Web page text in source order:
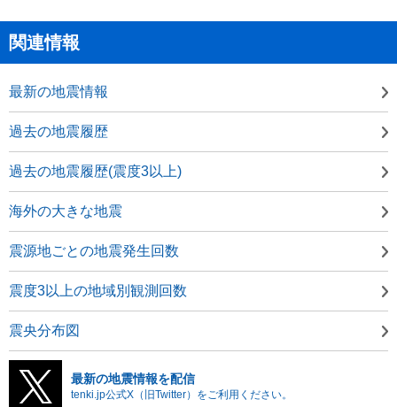
関連情報
最新の地震情報
過去の地震履歴
過去の地震履歴(震度3以上)
海外の大きな地震
震源地ごとの地震発生回数
震度3以上の地域別観測回数
震央分布図
最新の地震情報を配信
tenki.jp公式X（旧Twitter）をご利用ください。